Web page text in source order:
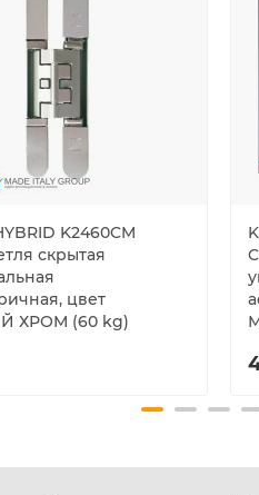
K2460CM
скрытая
цвет
ХРОМ (60 kg)